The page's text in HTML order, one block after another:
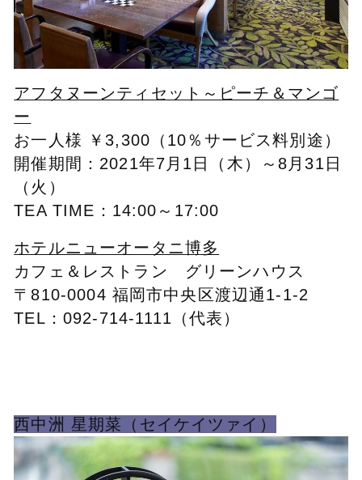
アフタヌーンティセット～ピーチ＆マンゴ
ー
お一人様 ￥3,300（10％サービス料別途）
開催期間：2021年7月1日（木）～8月31日
（火）
TEA TIME：14:00～17:00
ホテルニューオータニ博多
カフェ＆レストラン グリーンハウス
〒810-0004 福岡市中央区渡辺通1-1-2
TEL：092-714-1111（代表）
西中洲 星期菜（セイケイツァイ）